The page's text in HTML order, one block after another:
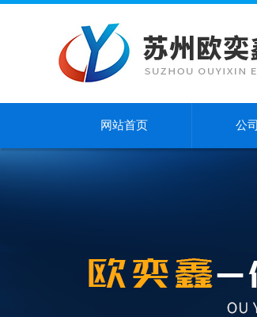
网站首页 公